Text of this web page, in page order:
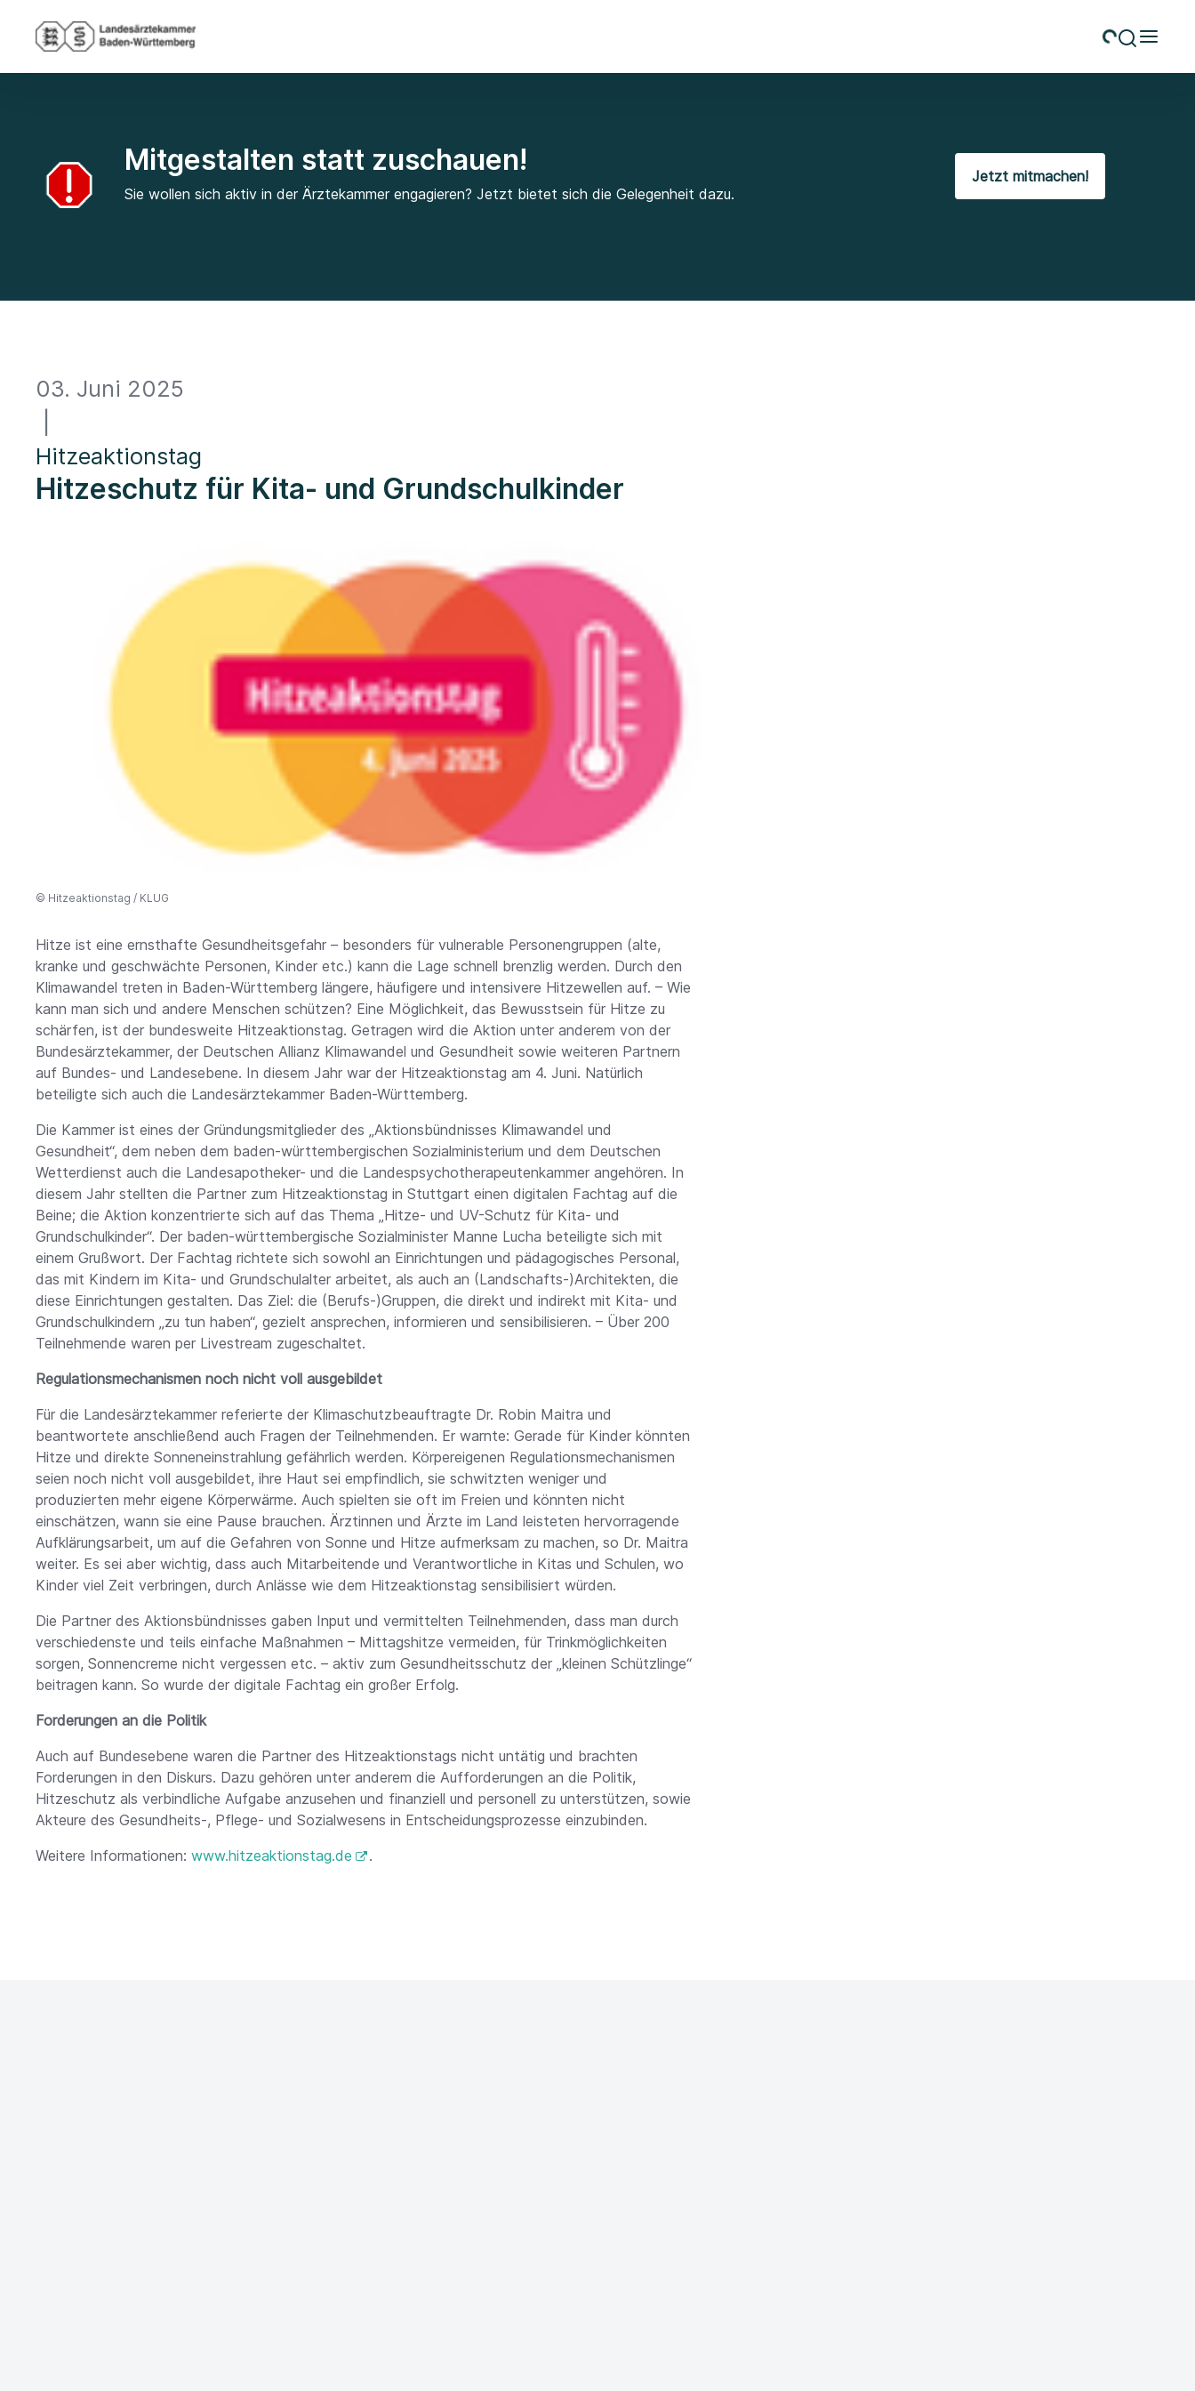
Mitgestalten statt zuschauen!
Sie wollen sich aktiv in der Ärztekammer engagieren? Jetzt bietet sich die Gelegenheit dazu.
Jetzt mitmachen!
03. Juni 2025
Hitzeaktionstag
Hitzeschutz für Kita- und Grundschulkinder
© Hitzeaktionstag / KLUG
Hitze ist eine ernsthafte Gesundheitsgefahr – besonders für vulnerable Personengruppen (alte,
kranke und geschwächte Personen, Kinder etc.) kann die Lage schnell brenzlig werden. Durch den
Klimawandel treten in Baden-Württemberg längere, häufigere und intensivere Hitzewellen auf. – Wie
kann man sich und andere Menschen schützen? Eine Möglichkeit, das Bewusstsein für Hitze zu
schärfen, ist der bundesweite Hitzeaktionstag. Getragen wird die Aktion unter anderem von der
Bundesärztekammer, der Deutschen Allianz Klimawandel und Gesundheit sowie weiteren Partnern
auf Bundes- und Landesebene. In diesem Jahr war der Hitzeaktionstag am 4. Juni. Natürlich
beteiligte sich auch die Landesärztekammer Baden-Württemberg.
Die Kammer ist eines der Gründungsmitglieder des „Aktionsbündnisses Klimawandel und
Gesundheit“, dem neben dem baden-württembergischen Sozialministerium und dem Deutschen
Wetterdienst auch die Landesapotheker- und die Landespsychotherapeutenkammer angehören. In
diesem Jahr stellten die Partner zum Hitzeaktionstag in Stuttgart einen digitalen Fachtag auf die
Beine; die Aktion konzentrierte sich auf das Thema „Hitze- und UV-Schutz für Kita- und
Grundschulkinder“. Der baden-württembergische Sozialminister Manne Lucha beteiligte sich mit
einem Grußwort. Der Fachtag richtete sich sowohl an Einrichtungen und pädagogisches Personal,
das mit Kindern im Kita- und Grundschulalter arbeitet, als auch an (Landschafts-)Architekten, die
diese Einrichtungen gestalten. Das Ziel: die (Berufs-)Gruppen, die direkt und indirekt mit Kita- und
Grundschulkindern „zu tun haben“, gezielt ansprechen, informieren und sensibilisieren. – Über 200
Teilnehmende waren per Livestream zugeschaltet.
Regulationsmechanismen noch nicht voll ausgebildet
Für die Landesärztekammer referierte der Klimaschutzbeauftragte Dr. Robin Maitra und
beantwortete anschließend auch Fragen der Teilnehmenden. Er warnte: Gerade für Kinder könnten
Hitze und direkte Sonneneinstrahlung gefährlich werden. Körpereigenen Regulationsmechanismen
seien noch nicht voll ausgebildet, ihre Haut sei empfindlich, sie schwitzten weniger und
produzierten mehr eigene Körperwärme. Auch spielten sie oft im Freien und könnten nicht
einschätzen, wann sie eine Pause brauchen. Ärztinnen und Ärzte im Land leisteten hervorragende
Aufklärungsarbeit, um auf die Gefahren von Sonne und Hitze aufmerksam zu machen, so Dr. Maitra
weiter. Es sei aber wichtig, dass auch Mitarbeitende und Verantwortliche in Kitas und Schulen, wo
Kinder viel Zeit verbringen, durch Anlässe wie dem Hitzeaktionstag sensibilisiert würden.
Die Partner des Aktionsbündnisses gaben Input und vermittelten Teilnehmenden, dass man durch
verschiedenste und teils einfache Maßnahmen – Mittagshitze vermeiden, für Trinkmöglichkeiten
sorgen, Sonnencreme nicht vergessen etc. – aktiv zum Gesundheitsschutz der „kleinen Schützlinge“
beitragen kann. So wurde der digitale Fachtag ein großer Erfolg.
Forderungen an die Politik
Auch auf Bundesebene waren die Partner des Hitzeaktionstags nicht untätig und brachten
Forderungen in den Diskurs. Dazu gehören unter anderem die Aufforderungen an die Politik,
Hitzeschutz als verbindliche Aufgabe anzusehen und finanziell und personell zu unterstützen, sowie
Akteure des Gesundheits-, Pflege- und Sozialwesens in Entscheidungsprozesse einzubinden.
Weitere Informationen: www.hitzeaktionstag.de .